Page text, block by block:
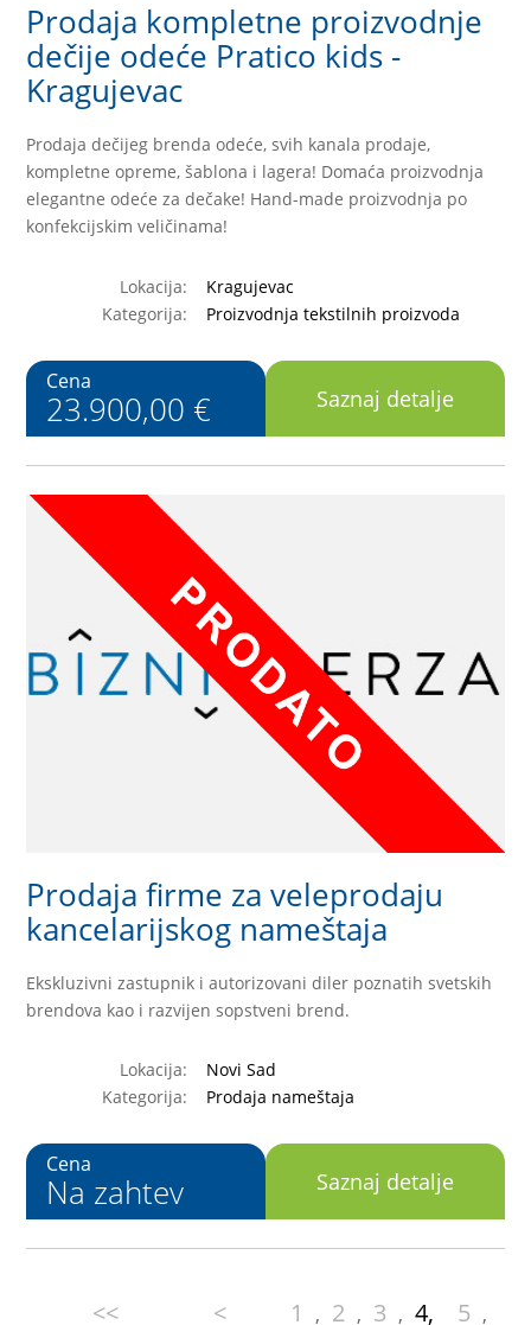
Prodaja kompletne proizvodnje
dečije odeće Pratico kids -
Kragujevac
Prodaja dečijeg brenda odeće, svih kanala prodaje,
kompletne opreme, šablona i lagera! Domaća proizvodnja
elegantne odeće za dečake! Hand-made proizvodnja po
konfekcijskim veličinama!
Lokacija:
Kragujevac
Kategorija:
Proizvodnja tekstilnih proizvoda
Cena
23.900,00 € Saznaj detalje
Prodaja firme za veleprodaju
kancelarijskog nameštaja
Ekskluzivni zastupnik i autorizovani diler poznatih svetskih
brendova kao i razvijen sopstveni brend.
Lokacija:
Novi Sad
Kategorija:
Prodaja nameštaja
Cena
Na zahtev Saznaj detalje
<< < 1 , 2 , 3 , 4, 5 ,